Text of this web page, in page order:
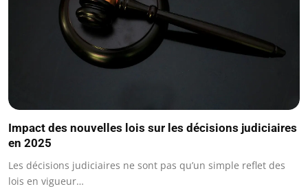
Impact des nouvelles lois sur les décisions judiciaires
en 2025
Les décisions judiciaires ne sont pas qu’un simple reflet des
lois en vigueur…